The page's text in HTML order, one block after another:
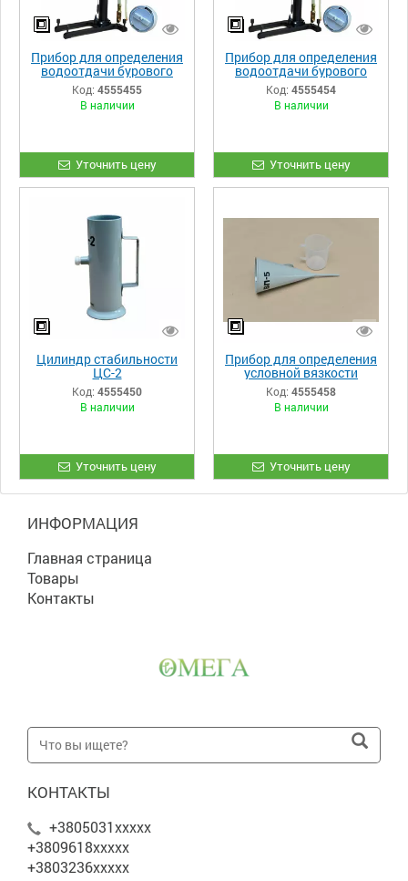
Прибор для определения
водоотдачи бурового
раствора ПВР-01 (аналог
фирмы «Бароид»)
Код: 4555455
В наличии
Уточнить цену
Прибор для определения
водоотдачи бурового
раствора ВМ-6
Код: 4555454
В наличии
Уточнить цену
Цилиндр стабильности
ЦС-2
Код: 4555450
В наличии
Уточнить цену
Прибор для определения
условной вязкости
буровых растворов —
полевой вискозиметр
ВП-5М
Код: 4555458
В наличии
Уточнить цену
ИНФОРМАЦИЯ
Главная страница
Товары
Контакты
КОНТАКТЫ
+3805031xxxxx
+3809618xxxxx
+3803236xxxxx